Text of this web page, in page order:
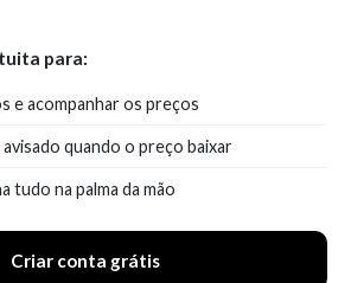
para:
e acompanhar os preços
quando o preço baixar
tudo na palma da mão
Criar conta grátis